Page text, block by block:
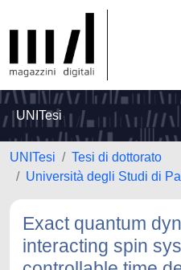
UNITesi
UNITesi
Tesi di dottorato
Università degli Studi di
Exact quantum
interacting spin